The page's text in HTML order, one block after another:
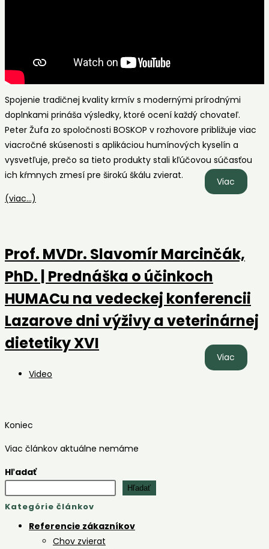
Spojenie tradičnej kvality krmív s modernými prírodnými
doplnkami prináša výsledky, ktoré ocení každý chovateľ.
Peter Žufa zo spoločnosti BOSKOP v rozhovore približuje viac
viacročné skúsenosti s aplikáciou humínových kyselín a
vysvetľuje, prečo sa tieto produkty stali kľúčovou súčasťou
ich kŕmnych zmesí pre širokú škálu zvierat.
(viac…)
Viac
BOSKOP
pre
Prof. MVDr. Slavomír Marcinčák,
PhD. | Prednáška o účinkoch
HUMACu na vedeckej konferencii
Lazarove dni výživy a veterinárnej
dietetiky XVI
Post
Video
Viac Prof.
MVDr.
Koniec
Viac článkov aktuálne nemáme
Hľadať
Hľadať
Kategórie článkov
Referencie zákazníkov
Chov zvierat